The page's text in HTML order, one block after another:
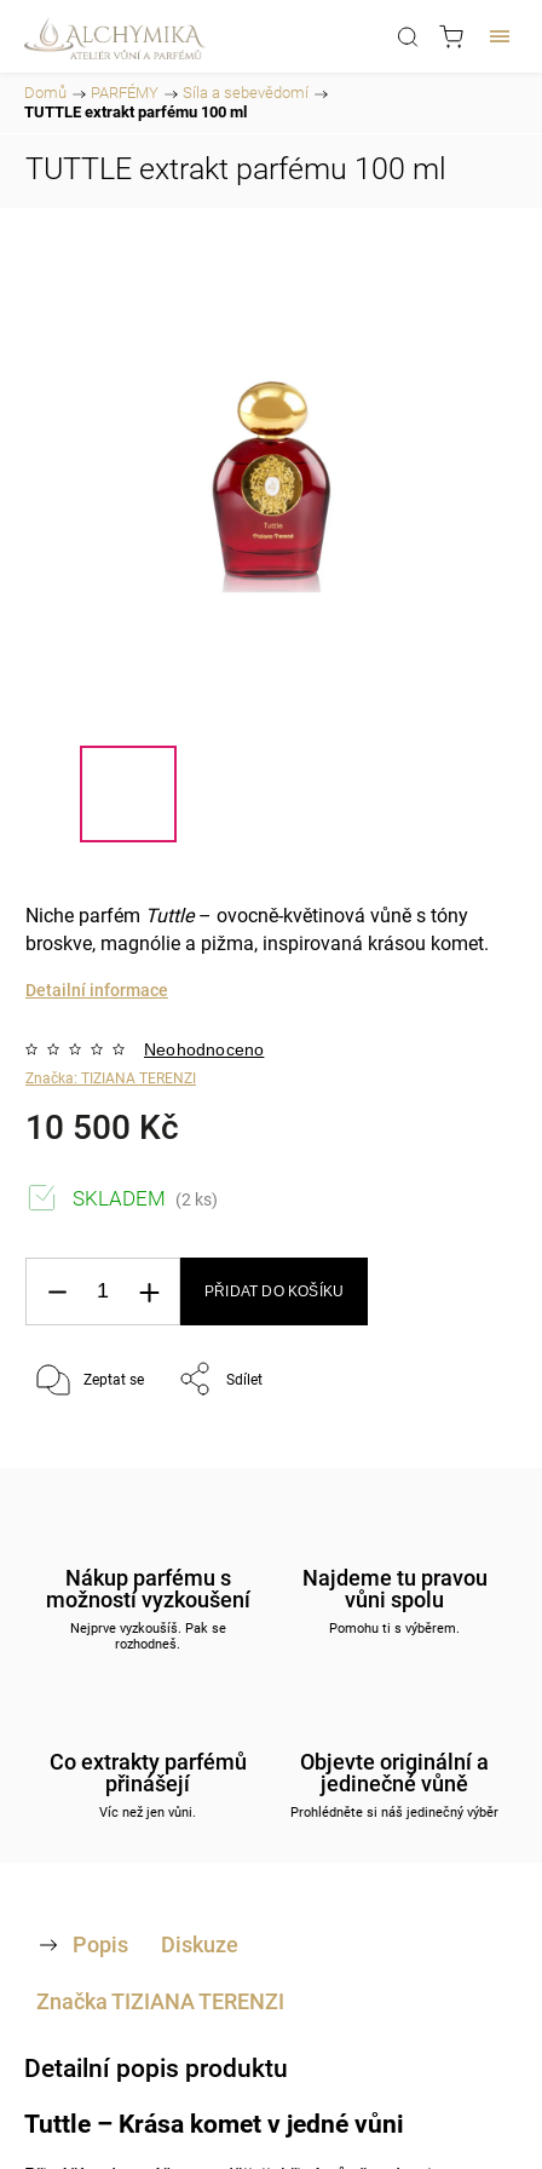
Domů / PARFÉMY / Síla a sebevědomí /
TUTTLE extrakt parfému 100 ml
TUTTLE extrakt parfému 100 ml
Niche parfém Tuttle– ovocně‑květinová vůně s tóny
broskve, magnólie a pižma, inspirovaná krásou komet.
Detailní informace
Značka: TIZIANA TERENZI
Neohodnoceno
10 500 Kč
SKLADEM (2 ks)
PŘIDAT DO KOŠÍKU
Zeptat se Sdílet
Nákup parfému s
možností vyzkoušení
Nejprve vyzkoušíš. Pak se
rozhodneš.
Najdeme tu pravou
vůni spolu
Pomohu ti s výběrem.
Co extrakty parfémů
přinášejí
Víc než jen vůni.
Objevte originální a
jedinečné vůně
Prohlédněte si náš jedinečný výběr
Popis Diskuze
ZnačkaTIZIANA TERENZI
Detailní popis produktu
Tuttle – Krása komet v jedné vůni